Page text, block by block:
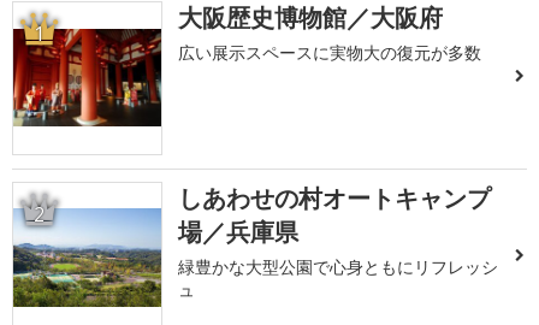
1 大阪歴史博物館／大阪府
広い展示スペースに実物大の復元が多数
2
しあわせの村オートキャンプ
場／兵庫県
緑豊かな大型公園で心身ともにリフレッシ
ュ